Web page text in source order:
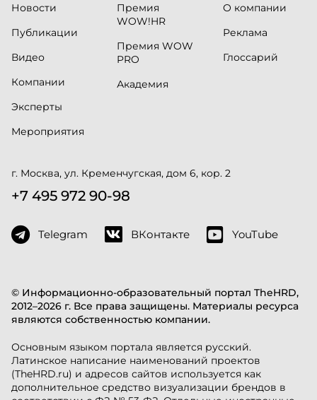
© Информационно-образовательный портал TheHRD,
2012–2026 г. Все права защищены. Материалы ресурса
являются собственностью компании.
Основным языком портала является русский.
Латинское написание наименований проектов
(TheHRD.ru) и адресов сайтов используется как
дополнительное средство визуализации брендов в
Новости
Публикации
Видео
Компании
Эксперты
Мероприятия
Премия
WOW!HR
Премия WOW
PRO
Академия
О компании
Реклама
Глоссарий
г. Москва, ул. Кременчугская, дом 6, кор. 2
+7 495 972 90-98
Telegram ВКонтакте YouTube